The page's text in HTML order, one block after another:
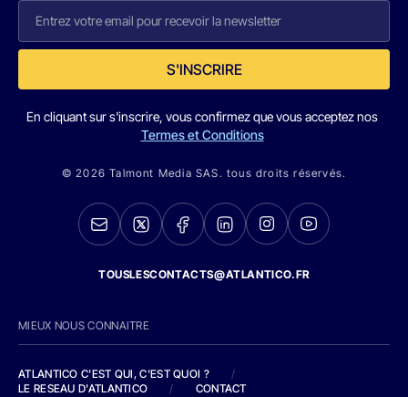
S'INSCRIRE
En cliquant sur s'inscrire, vous confirmez que vous acceptez nos
Termes et Conditions
© 2026 Talmont Media SAS. tous droits réservés.
TOUSLESCONTACTS@ATLANTICO.FR
MIEUX NOUS CONNAITRE
ATLANTICO C'EST QUI, C'EST QUOI ?
/
LE RESEAU D'ATLANTICO
/ CONTACT